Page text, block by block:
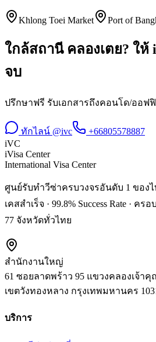
Khlong Toei Market Port of
ใกล้สถานี คลองเตย? ให้
จบ
ปรึกษาฟรี รับเอกสารถึงคอนโด/ออฟ
ทักไลน์ @ivc
+66805578887
iVC
iVisa Center
International Visa Center
ศูนย์รับทำวีซ่าครบวงจรอันดับ 1 ของไ
เคสสำเร็จ · 99.8% Success Rate · ค
77 จังหวัดทั่วไทย
สำนักงานใหญ่
61 ซอยลาดพร้าว 95 แขวงคลองเจ้า
เขตวังทองหลาง กรุงเทพมหานคร
บริการ